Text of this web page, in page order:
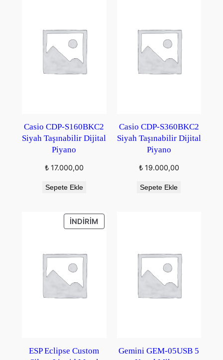
Casio CDP-S160BKC2
Siyah Taşınabilir Dijital
Piyano
₺17.000,00
Sepete Ekle
Casio CDP-S360BKC2
Siyah Taşınabilir Dijital
Piyano
₺19.000,00
Sepete Ekle
İNDIRIMİNDIRIMDEKI
ÜRÜN
ESP Eclipse Custom
Gemini GEM-05USB 5